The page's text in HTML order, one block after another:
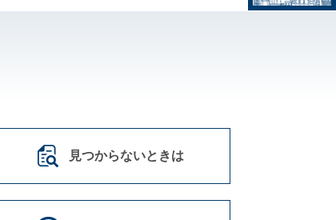
見つからないときは